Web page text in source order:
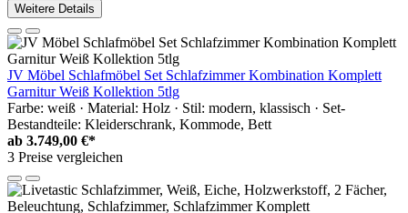
Weitere Details
JV Möbel Schlafmöbel Set Schlafzimmer Kombination Komplett
Garnitur Weiß Kollektion 5tlg
Farbe: weiß · Material: Holz · Stil: modern, klassisch · Set-
Bestandteile: Kleiderschrank, Kommode, Bett
ab 3.749,00 €*
3 Preise vergleichen